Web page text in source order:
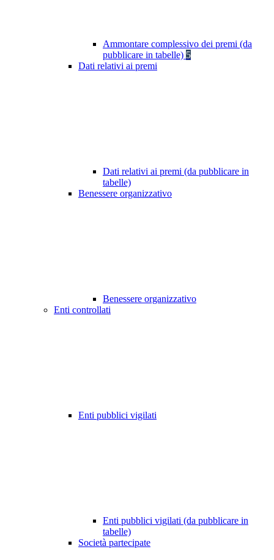
Ammontare complessivo dei premi (da
pubblicare in tabelle) 5
Dati relativi ai premi
Dati relativi ai premi (da pubblicare in
tabelle)
Benessere organizzativo
Benessere organizzativo
Enti controllati
Enti pubblici vigilati
Enti pubblici vigilati (da pubblicare in
tabelle)
Società partecipate